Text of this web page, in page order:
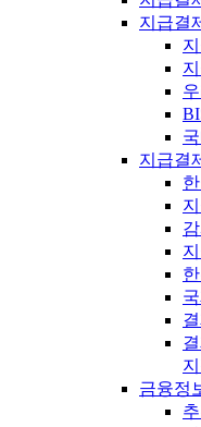
지급결
지급결
금융정